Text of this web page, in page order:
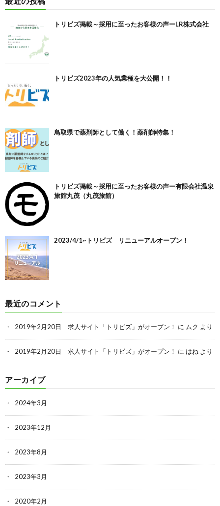
トリビズ掲載～採用に至ったお客様の声ーLR株式会社
トリビズ2023年の人気業種を大公開！！
鳥取県で薬剤師として働く！薬剤師特集！
トリビズ掲載～採用に至ったお客様の声ー有限会社温泉
旅館丸茂（丸茂旅館）
2023/4/1~トリビズ リニューアルオープン！
最近のコメント
2019年2月20日 求人サイト「トリビズ」がオープン！ に ムク より
2019年2月20日 求人サイト「トリビズ」がオープン！ に はね より
アーカイブ
2024年3月
2023年12月
2023年8月
2023年3月
2020年2月